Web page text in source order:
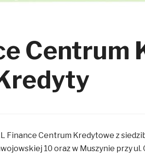
Centrum
Finance Centrum Kredytowe z
10 oraz w Muszynie przy